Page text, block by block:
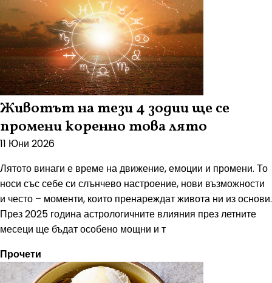
Животът на тези 4 зодии ще се
промени коренно това лято
11 Юни 2026
Лятото винаги е време на движение, емоции и промени. То
носи със себе си слънчево настроение, нови възможности
и често – моменти, които пренареждат живота ни из основи.
През 2025 година астрологичните влияния през летните
месеци ще бъдат особено мощни и т
Прочети